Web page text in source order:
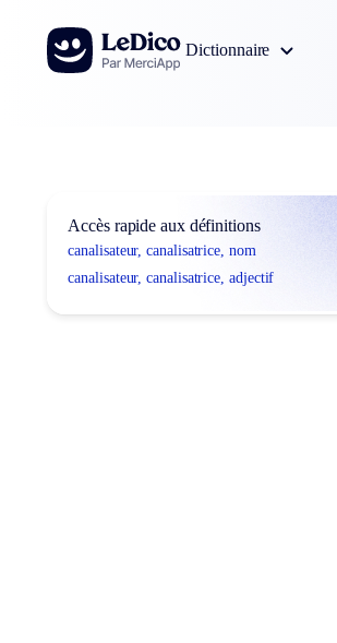
Aller au contenu
Dictionnaire
Accès rapide aux définitions
canalisateur, canalisatrice, nom
canalisateur, canalisatrice, adjectif